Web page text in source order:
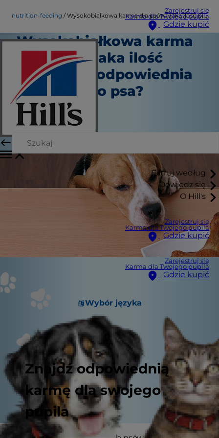
Zarejestruj się
Karma dla Twojego pupila
Gdzie kupić
Filtruj według
Dowiedz się
O Hill's
Zarejestruj się
Karma dla Twojego pupila
Gdzie kupić
Zarejestruj się
Karma dla Twojego pupila
Gdzie kupić
Wybór języka
Znajdź odpowiednią
karmę dla swojego
pupila
nutrition-feeding Wysokobiałkowa karma dla psów: Jaka ilość białka jest odpowiednia dla Twojego psa?
Wysokobiałkowa karma
dla psów: Jaka ilość
białka jest odpowiednia
dla Twojego psa?
Żywienie
Autor sztabowy
|
Październik 01, 2018